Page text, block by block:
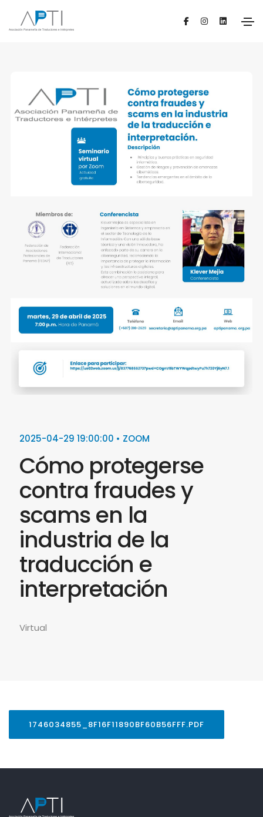
2025-04-29 19:00:00 • ZOOM
Cómo protegerse
contra fraudes y
scams en la
industria de la
traducción e
interpretación
Virtual
1746034855_8F16F11890BF60B56FFF.PDF